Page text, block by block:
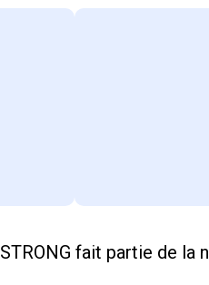
STRONG fait partie de la